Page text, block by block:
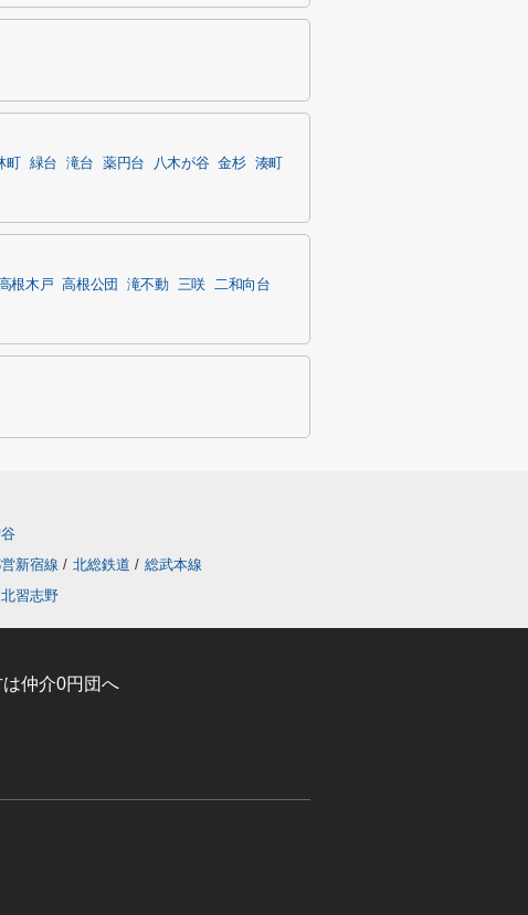
緑台 滝台 薬円台 八木が谷 金杉 湊町
高根木戸 高根公団 滝不動 三咲 二和向台
新宿線 / 北総鉄道 / 総武本線
北習志野
仲介0円団へ